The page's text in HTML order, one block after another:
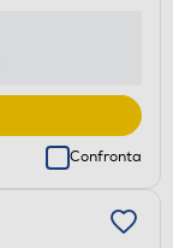
Confronta